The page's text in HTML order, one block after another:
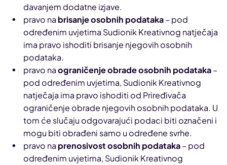
davanjem dodatne izjave.
pravo na brisanje osobnih podataka– pod
određenim uvjetima Sudionik Kreativnog natječaja
ima pravo ishoditi brisanje njegovih osobnih
podataka.
pravo naograničenje obrade osobnih podataka–
pod određenim uvjetima, Sudionik Kreativnog
natječaja ima pravo ishoditi od Priređivača
ograničenje obrade njegovih osobnih podataka. U
tom će slučaju odgovarajući podaci biti označeni i
mogu biti obrađeni samo u određene svrhe.
pravo na prenosivost osobnih podataka– pod
određenim uvjetima, Sudionik Kreativnog